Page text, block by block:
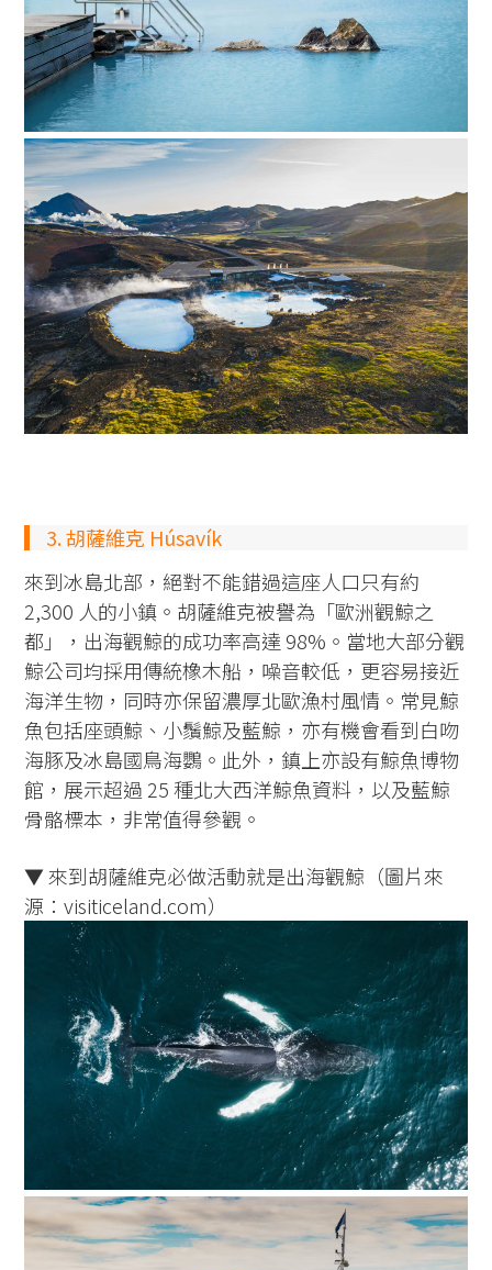
3. 胡薩維克 Húsavík
來到冰島北部，絕對不能錯過這座人口只有約
2,300 人的小鎮。胡薩維克被譽為「歐洲觀鯨之
都」，出海觀鯨的成功率高達 98%。當地大部分觀
鯨公司均採用傳統橡木船，噪音較低，更容易接近
海洋生物，同時亦保留濃厚北歐漁村風情。常見鯨
魚包括座頭鯨、小鬚鯨及藍鯨，亦有機會看到白吻
海豚及冰島國鳥海鸚。此外，鎮上亦設有鯨魚博物
館，展示超過 25 種北大西洋鯨魚資料，以及藍鯨
骨骼標本，非常值得參觀。
▼ 來到胡薩維克必做活動就是出海觀鯨（圖片來
源：visiticeland.com）